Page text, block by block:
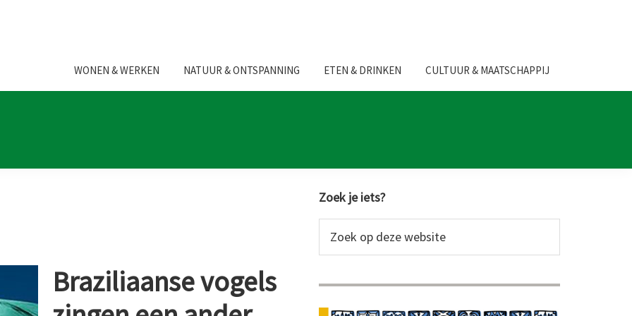
WONEN & WERKEN NATUUR & ONTSPANNING ETEN & DRINKEN CULTUUR & MAATSCHAPPIJ
Braziliaanse vogels
Primaire
Sidebar
Zoek je iets?
op
website